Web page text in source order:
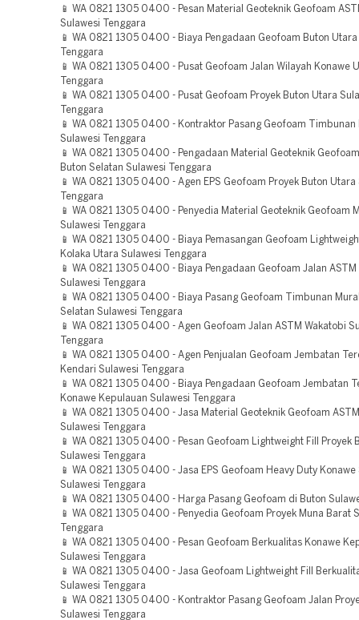
📱 WA 0821 1305 0400 - Pesan Material Geoteknik Geofoam
Sulawesi Tenggara
📱 WA 0821 1305 0400 - Biaya Pengadaan Geofoam Buton Utara
Tenggara
📱 WA 0821 1305 0400 - Pusat Geofoam Jalan Wilayah Konawe
Tenggara
📱 WA 0821 1305 0400 - Pusat Geofoam Proyek Buton Utara
Tenggara
📱 WA 0821 1305 0400 - Kontraktor Pasang Geofoam Timbunan
Sulawesi Tenggara
📱 WA 0821 1305 0400 - Pengadaan Material Geoteknik
Buton Selatan Sulawesi Tenggara
📱 WA 0821 1305 0400 - Agen EPS Geofoam Proyek Buton Utara
Tenggara
📱 WA 0821 1305 0400 - Penyedia Material Geoteknik Geofoam
Sulawesi Tenggara
📱 WA 0821 1305 0400 - Biaya Pemasangan Geofoam
Kolaka Utara Sulawesi Tenggara
📱 WA 0821 1305 0400 - Biaya Pengadaan Geofoam Jalan ASTM
Sulawesi Tenggara
📱 WA 0821 1305 0400 - Biaya Pasang Geofoam Timbunan
Selatan Sulawesi Tenggara
📱 WA 0821 1305 0400 - Agen Geofoam Jalan ASTM Wakatobi
Tenggara
📱 WA 0821 1305 0400 - Agen Penjualan Geofoam Jembatan
Kendari Sulawesi Tenggara
📱 WA 0821 1305 0400 - Biaya Pengadaan Geofoam Jembatan
Konawe Kepulauan Sulawesi Tenggara
📱 WA 0821 1305 0400 - Jasa Material Geoteknik Geofoam
Sulawesi Tenggara
📱 WA 0821 1305 0400 - Pesan Geofoam Lightweight Fill Proyek
Sulawesi Tenggara
📱 WA 0821 1305 0400 - Jasa EPS Geofoam Heavy Duty Konawe
Sulawesi Tenggara
📱 WA 0821 1305 0400 - Harga Pasang Geofoam di Buton
📱 WA 0821 1305 0400 - Penyedia Geofoam Proyek Muna Barat
Tenggara
📱 WA 0821 1305 0400 - Pesan Geofoam Berkualitas Konawe
Sulawesi Tenggara
📱 WA 0821 1305 0400 - Jasa Geofoam Lightweight Fill
Sulawesi Tenggara
📱 WA 0821 1305 0400 - Kontraktor Pasang Geofoam Jalan
Sulawesi Tenggara